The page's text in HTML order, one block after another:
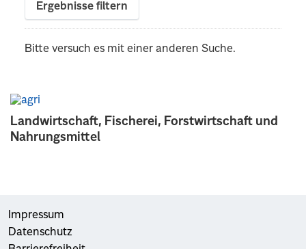
Landwirtschaft, Fischerei, Forstwirtschaft und
Nahrungsmittel
Ergebnisse filtern
Bitte versuch es mit einer anderen Suche.
Impressum
Datenschutz